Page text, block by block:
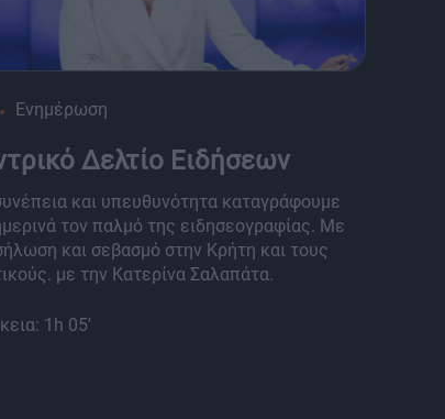
Ενημέρωση
Δελτίο Ειδήσεων
και υπευθυνότητα καταγράφουμε
τον παλμό της ειδησεογραφίας. Με
και σεβασμό στην Κρήτη και τους
με την Κατερίνα Σαλαπάτα.
1h 05'